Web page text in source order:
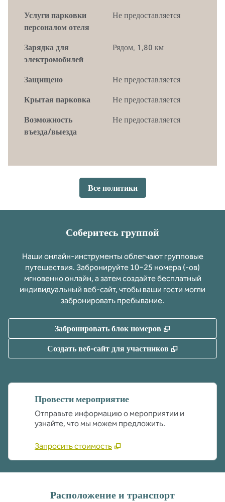
Услуги парковки
персоналом отеля
Не предоставляется
Зарядка для
электромобилей
Рядом, 1,80 км
Защищено Не предоставляется
Крытая парковка Не предоставляется
Возможность
въезда/выезда
Не предоставляется
Все политики
Соберитесь группой
Наши онлайн-инструменты облегчают групповые
путешествия. Забронируйте 10−25 номера (-ов)
мгновенно онлайн, а затем создайте бесплатный
индивидуальный веб-сайт, чтобы ваши гости могли
забронировать пребывание.
Забронировать блок номеров ,
Создать веб-сайт для участников ,
Провести мероприятие
Отправьте информацию о мероприятии и
узнайте, что мы можем предложить.
Запросить стоимость
Расположение и транспорт